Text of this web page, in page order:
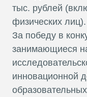
тыс. рублей
физических лиц).
За победу в
занимающиеся
инновационной